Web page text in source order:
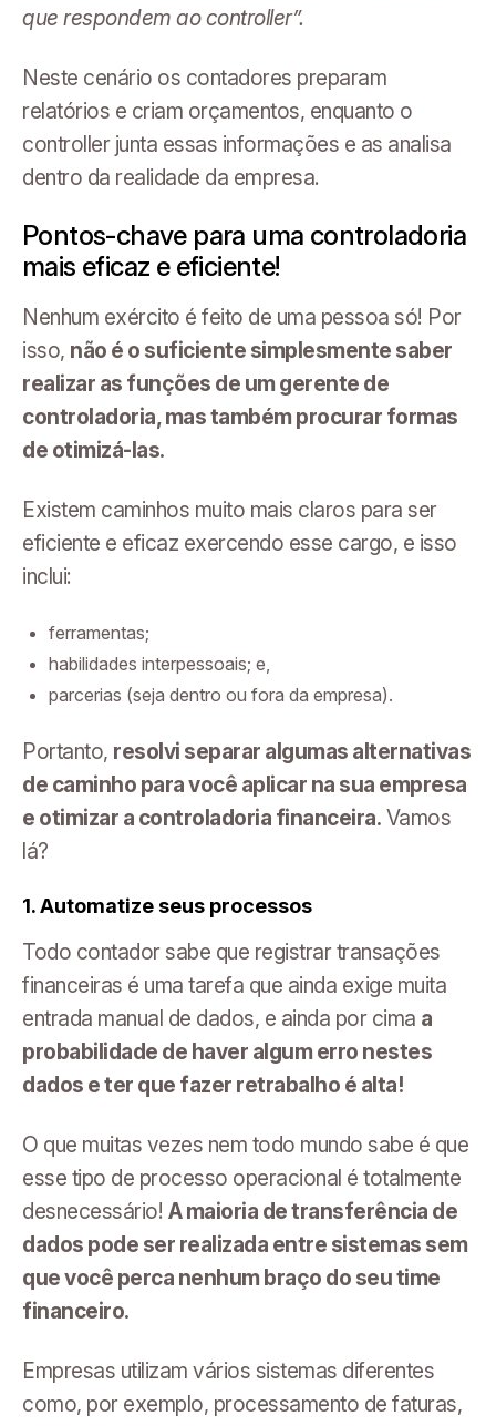
que respondem ao controller”.
Neste cenário os contadores preparam
relatórios e criam orçamentos, enquanto o
controller junta essas informações e as analisa
dentro da realidade da empresa.
Pontos-chave para uma controladoria
mais eficaz e eficiente!
Nenhum exército é feito de uma pessoa só! Por
isso, não é o suficiente simplesmente saber
realizar as funções de um gerente de
controladoria, mas também procurar formas
de otimizá-las.
Existem caminhos muito mais claros para ser
eficiente e eficaz exercendo esse cargo, e isso
inclui:
ferramentas;
habilidades interpessoais; e,
parcerias (seja dentro ou fora da empresa).
Portanto, resolvi separar algumas alternativas
de caminho para você aplicar na sua empresa
e otimizar a controladoria financeira. Vamos
lá?
1. Automatize seus processos
Todo contador sabe que registrar transações
financeiras é uma tarefa que ainda exige muita
entrada manual de dados, e ainda por cima a
probabilidade de haver algum erro nestes
dados e ter que fazer retrabalho é alta!
O que muitas vezes nem todo mundo sabe é que
esse tipo de processo operacional é totalmente
desnecessário! A maioria de transferência de
dados pode ser realizada entre sistemas sem
que você perca nenhum braço do seu time
financeiro.
Empresas utilizam vários sistemas diferentes
como, por exemplo, processamento de faturas,